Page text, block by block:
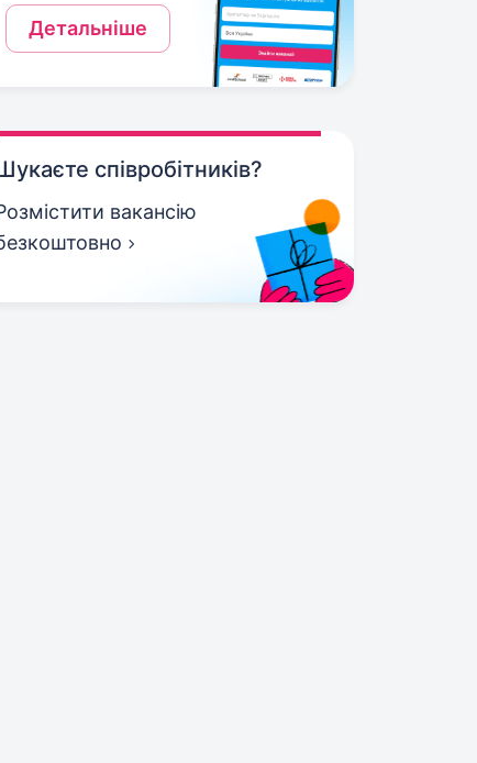
Детальніше
співробітників?
вакансію